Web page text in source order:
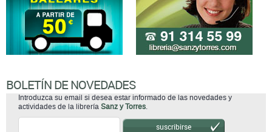
BOLETÍN DE NOVEDADES
Introduzca su email si desea estar informado de las novedades y
actividades de la librería Sanz y Torres.
suscribirse